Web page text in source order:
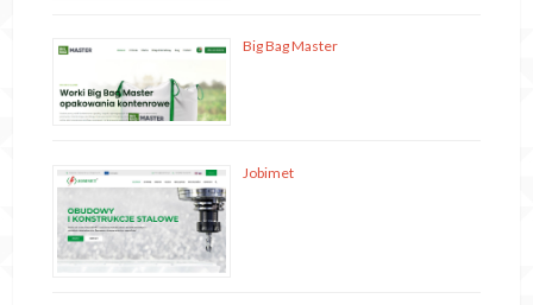
Big Bag Master
Jobimet